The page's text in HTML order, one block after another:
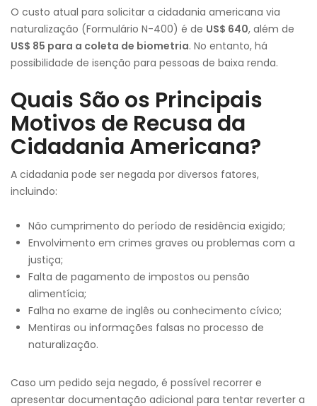
O custo atual para solicitar a cidadania americana via
naturalização (Formulário N-400) é de US$ 640, além de
US$ 85 para a coleta de biometria. No entanto, há
possibilidade de isenção para pessoas de baixa renda.
Quais São os Principais
Motivos de Recusa da
Cidadania Americana?
A cidadania pode ser negada por diversos fatores,
incluindo:
Não cumprimento do período de residência exigido;
Envolvimento em crimes graves ou problemas com a
justiça;
Falta de pagamento de impostos ou pensão
alimentícia;
Falha no exame de inglês ou conhecimento cívico;
Mentiras ou informações falsas no processo de
naturalização.
Caso um pedido seja negado, é possível recorrer e
apresentar documentação adicional para tentar reverter a